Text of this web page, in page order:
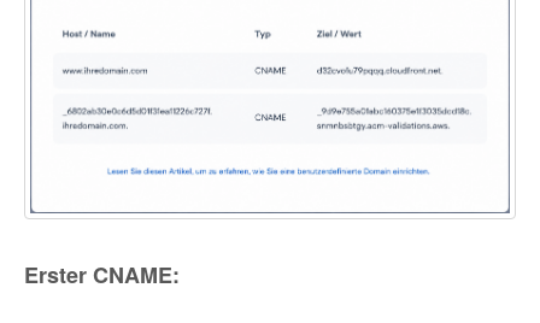
Erster CNAME: